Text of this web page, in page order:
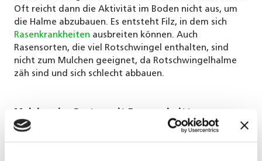
Oft reicht dann die Aktivität im Boden nicht aus, um
die Halme abzubauen. Es entsteht Filz, in dem sich
Rasenkrankheiten ausbreiten können. Auch
Rasensorten, die viel Rotschwingel enthalten, sind
nicht zum Mulchen geeignet, da Rotschwingelhalme
zäh sind und sich schlecht abbauen.